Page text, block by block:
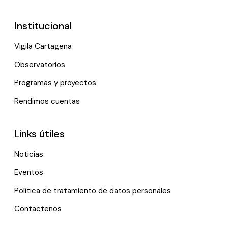
Institucional
Vigila Cartagena
Observatorios
Programas y proyectos
Rendimos cuentas
Links útiles
Noticias
Eventos
Política de tratamiento de datos personales
Contactenos